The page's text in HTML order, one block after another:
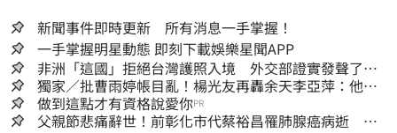
新聞事件即時更新 所有消息一手掌握！
一手掌握明星動態 即刻下載娛樂星聞APP
非洲「這國」拒絕台灣護照入境 外交部證實發聲了：
持續交涉聯繫
獨家／批曹雨婷帳目亂！楊光友再轟余天李亞萍：他們
工會跟演藝圈沒關
做到這點才有資格說愛你PR
父親節悲痛辭世！前彰化市代蔡裕昌罹肺腺癌病逝 享